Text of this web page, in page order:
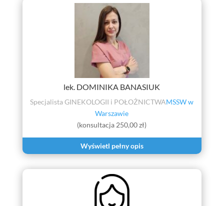
lek. DOMINIKA BANASIUK
Specjalista GINEKOLOGII i POŁOŻNICTWAMSSW w
Warszawie
(konsultacja 250,00 zł)
Wyświetl pełny opis